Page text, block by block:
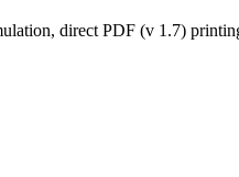
direct PDF (v 1.7)